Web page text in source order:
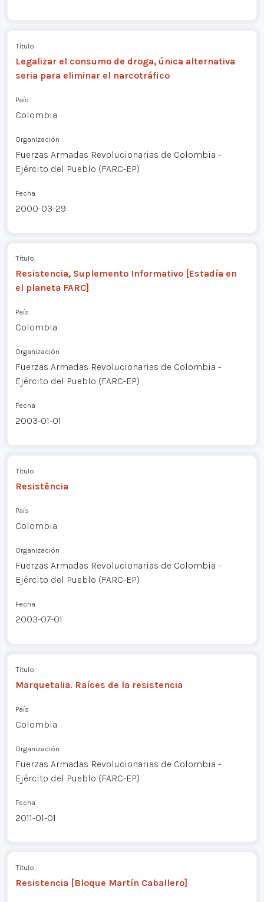
Título
Legalizar el consumo de droga, única alternativa
seria para eliminar el narcotráfico
País
Colombia
Organización
Fuerzas Armadas Revolucionarias de Colombia -
Ejército del Pueblo (FARC-EP)
Fecha
2000-03-29
Título
Resistencia, Suplemento Informativo [Estadía en
el planeta FARC]
País
Colombia
Organización
Fuerzas Armadas Revolucionarias de Colombia -
Ejército del Pueblo (FARC-EP)
Fecha
2003-01-01
Título
Resistência
País
Colombia
Organización
Fuerzas Armadas Revolucionarias de Colombia -
Ejército del Pueblo (FARC-EP)
Fecha
2003-07-01
Título
Marquetalia. Raíces de la resistencia
País
Colombia
Organización
Fuerzas Armadas Revolucionarias de Colombia -
Ejército del Pueblo (FARC-EP)
Fecha
2011-01-01
Título
Resistencia [Bloque Martín Caballero]